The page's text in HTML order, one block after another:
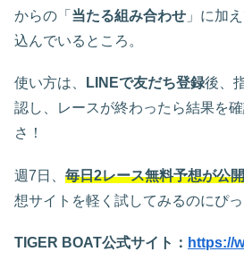
からの「 当たる組み合わせ 」に加え
込んでいるところ。
使い方は、 LINEで友だち登録後、
認し、レースが終わったら結果を
さ！
週7日、 毎日2レース無料予想が公開
想サイトを軽く試してみるのにぴっ
TIGER BOAT公式サイト： https://